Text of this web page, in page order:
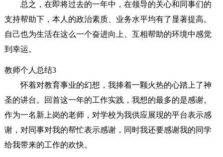
总之，在即将过去的一年中，在领导的关心和同事们的
支持帮助下，本人的政治素质、业务水平均有了显著提高。
自己也为生活在这么一个奋进向上、互相帮助的环境中感觉
到幸运。
教师个人总结3
怀着对教育事业的幻想，我捧着一颗火热的心踏上了神
圣的讲台。回首这一年的工作实践，我想的最多的是感谢。
作为一名新上岗的老师，对学校为我供应展现的平台表示感
谢，对同事对我的帮忙表示感谢，同时我还要感谢我的同学
给我带来的工作的欢快。